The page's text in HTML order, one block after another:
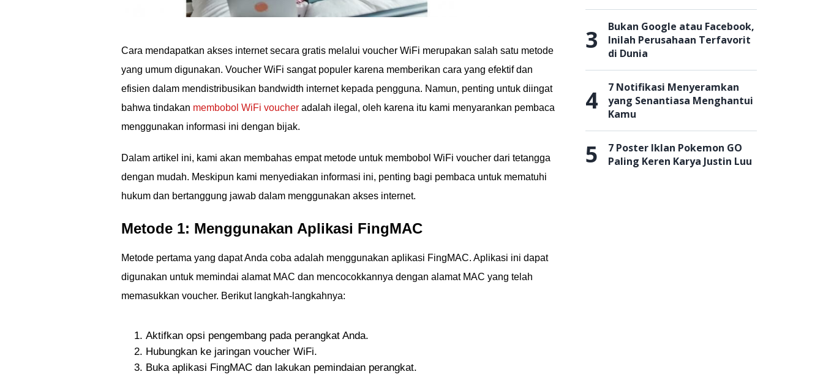
Cara mendapatkan akses internet secara gratis melalui voucher WiFi merupakan salah satu metode
yang umum digunakan. Voucher WiFi sangat populer karena memberikan cara yang efektif dan
efisien dalam mendistribusikan bandwidth internet kepada pengguna. Namun, penting untuk diingat
bahwa tindakan membobol WiFi voucher adalah ilegal, oleh karena itu kami menyarankan pembaca
menggunakan informasi ini dengan bijak.
Dalam artikel ini, kami akan membahas empat metode untuk membobol WiFi voucher dari tetangga
dengan mudah. Meskipun kami menyediakan informasi ini, penting bagi pembaca untuk mematuhi
hukum dan bertanggung jawab dalam menggunakan akses internet.
Metode 1: Menggunakan Aplikasi FingMAC
Metode pertama yang dapat Anda coba adalah menggunakan aplikasi FingMAC. Aplikasi ini dapat
digunakan untuk memindai alamat MAC dan mencocokkannya dengan alamat MAC yang telah
memasukkan voucher. Berikut langkah-langkahnya:
Aktifkan opsi pengembang pada perangkat Anda.
Hubungkan ke jaringan voucher WiFi.
Buka aplikasi FingMAC dan lakukan pemindaian perangkat.
3
Bukan Google atau Facebook,
Inilah Perusahaan Terfavorit
di Dunia
4
7 Notifikasi Menyeramkan
yang Senantiasa Menghantui
Kamu
5
7 Poster Iklan Pokemon GO
Paling Keren Karya Justin Luu